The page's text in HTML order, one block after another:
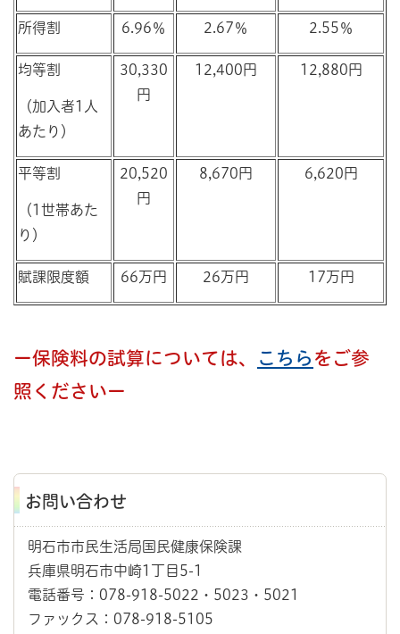
所得割 6.96％ 2.67％ 2.55％
均等割
（加入者1人
あたり）
30,330
円
12,400円 12,880円
平等割
（1世帯あた
り）
20,520
円
8,670円 6,620円
賦課限度額 66万円 26万円 17万円
ー保険料の試算については、 こちら をご参
照くださいー
お問い合わせ
明石市市民生活局国民健康保険課
兵庫県明石市中崎1丁目5-1
電話番号：078-918-5022・5023・5021
ファックス：078-918-5105